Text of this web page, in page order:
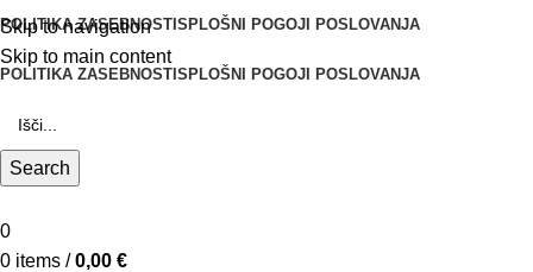
Skip to navigation
Skip to main content
POLITIKA ZASEBNOSTI SPLOŠNI POGOJI POSLOVANJA
POLITIKA ZASEBNOSTI SPLOŠNI POGOJI POSLOVANJA
Search
0
0 items / 0,00 €